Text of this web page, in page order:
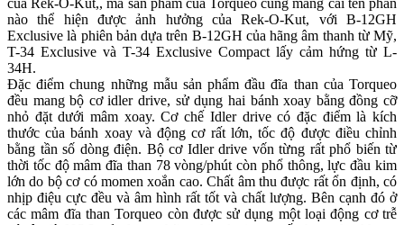
của Rek-O-Kut,, mà sản phẩm của Torqueo cũng mang cái tên phần
nào thể hiện được ảnh hưởng của Rek-O-Kut, với B-12GH
Exclusive là phiên bản dựa trên B-12GH của hãng âm thanh từ Mỹ,
T-34 Exclusive và T-34 Exclusive Compact lấy cảm hứng từ L-
34H.
Đặc điểm chung những mẫu sản phẩm đầu đĩa than của Torqueo
đều mang bộ cơ idler drive, sử dụng hai bánh xoay bằng đồng cỡ
nhỏ đặt dưới mâm xoay. Cơ chế Idler drive có đặc điểm là kích
thước của bánh xoay và động cơ rất lớn, tốc độ được điều chỉnh
bằng tần số dòng điện. Bộ cơ Idler drive vốn từng rất phổ biến từ
thời tốc độ mâm đĩa than 78 vòng/phút còn phổ thông, lực đầu kim
lớn do bộ cơ có momen xoắn cao. Chất âm thu được rất ổn định, có
nhịp điệu cực đều và âm hình rất tốt và chất lượng. Bên cạnh đó ở
các mâm đĩa than Torqueo còn được sử dụng một loại động cơ trễ